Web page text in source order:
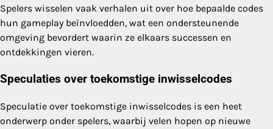
Spelers wisselen vaak verhalen uit over hoe bepaalde codes
hun gameplay beïnvloedden, wat een ondersteunende
omgeving bevordert waarin ze elkaars successen en
ontdekkingen vieren.
Speculaties over toekomstige inwisselcodes
Speculatie over toekomstige inwisselcodes is een heet
onderwerp onder spelers, waarbij velen hopen op nieuwe